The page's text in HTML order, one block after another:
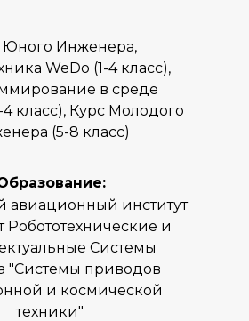
Юного Инженера,
WeDo (1-4 класс),
в среде
4 класс), Курс Молодого
(5-8 класс)
авиационный институт
Робототехнические и
Системы
"Системы приводов
и космической
техники"